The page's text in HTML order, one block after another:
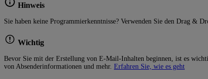
Hinweis
Sie haben keine Programmierkenntnisse? Verwenden Sie den Drag &
Wichtig
Bevor Sie mit der Erstellung von E-Mail-Inhalten beginnen, ist es
von Absenderinformationen und mehr. Erfahren Sie, wie es geht